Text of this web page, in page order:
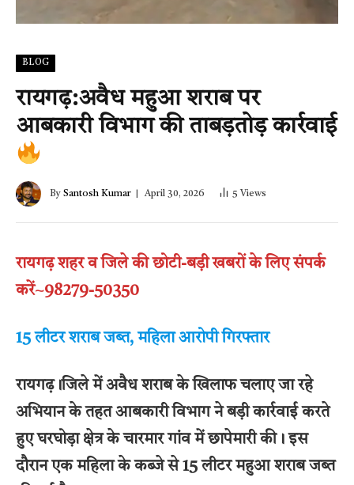
BLOG
रायगढ़:अवैध महुआ शराब पर
आबकारी विभाग की ताबड़तोड़ कार्रवाई
By Santosh Kumar April 30, 2026 5 Views
रायगढ़ शहर व जिले की छोटी-बड़ी खबरों के लिए संपर्क
करें~98279-50350
15 लीटर शराब जब्त, महिला आरोपी गिरफ्तार
रायगढ़।जिले में अवैध शराब के खिलाफ चलाए जा रहे
अभियान के तहत आबकारी विभाग ने बड़ी कार्रवाई करते
हुए घरघोड़ा क्षेत्र के चारमार गांव में छापेमारी की। इस
दौरान एक महिला के कब्जे से 15 लीटर महुआ शराब जब्त